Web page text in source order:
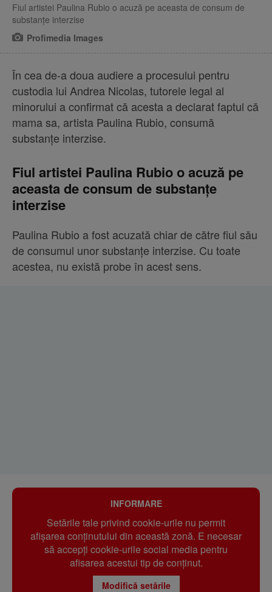
Fiul artistei Paulina Rubio o acuză pe aceasta de consum de
substanțe interzise
Profimedia Images
În cea de-a doua audiere a procesului pentru
custodia lui Andrea Nicolas, tutorele legal al
minorului a confirmat că acesta a declarat faptul că
mama sa, artista Paulina Rubio, consumă
substanțe interzise.
Fiul artistei Paulina Rubio o acuză pe
aceasta de consum de substanțe
interzise
Paulina Rubio a fost acuzată chiar de către fiul său
de consumul unor substanțe interzise. Cu toate
acestea, nu există probe în acest sens.
INFORMARE
Setările tale privind cookie-urile nu permit
afișarea conținutului din această zonă. E necesar
să accepți cookie-urile social media pentru
afisarea acestui tip de conținut.
Modifică setările